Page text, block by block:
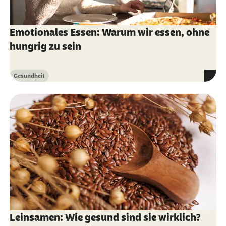
15.10.2025):Kohlenhydrate – Power für den
Körper
Center for Nutrition Studies (Abruf vom
the Evidence Say?
Deutsche Gesellschaft für Ernährung (Abruf
vom 15.10.2025):Ausgewählte Fragen und
Antworten zu Ballaststoffen
Deutsche Gesellschaft für Ernährung (Abruf
vom 15.10.2025):Ballaststoffe in der
Ernährung senken das Sterberisiko
Deutsche Gesellschaft für Ernährung (Abruf
vom 15.10.2025):Diäten und Fasten
Emotionales Essen: Warum wir essen, ohne
hungrig zu sein
Kategorie
Gesundheit
Leinsamen: Wie gesund sind sie wirklich?